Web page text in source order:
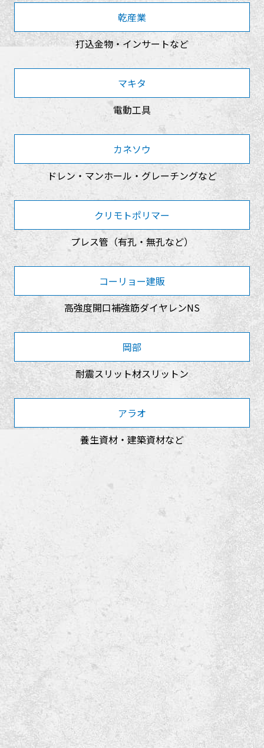
乾産業
打込金物・インサートなど
マキタ
電動工具
カネソウ
ドレン・マンホール・グレーチングなど
クリモトポリマー
プレス管（有孔・無孔など）
コーリョー建販
高強度開口補強筋ダイヤレンNS
岡部
耐震スリット材スリットン
アラオ
養生資材・建築資材など